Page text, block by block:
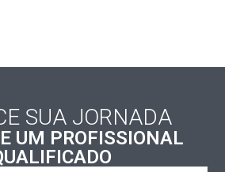
SUA JORNADA
UM PROFISSIONAL